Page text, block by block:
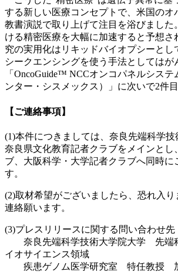
する新しい医療コンセプトで、米国のオ
教書演説で取り上げて注目を浴びました
ける精密医療を大幅に加速すると予想さ
究の実用化はリキッドバイオプシーとし
シークエンシングを使う手法としてはが
「OncoGuide™ NCCオンコパネルシス
ンター・シスメックス）」に次いで2件目
【ご連絡事項】
(1)本件につきましては、奈良先端科学技
奈良県文化教育記者クラブをメインとし
ブ、大阪科学・大学記者クラブへ同時に
す。
(2)取材希望がございましたら、恐れ入
連絡願います。
(3)プレスリリースに関する問い合わせ先
奈良先端科学技術大学院大学 先端
イオサイエンス領域
疾患ゲノム医学研究室 特任教授